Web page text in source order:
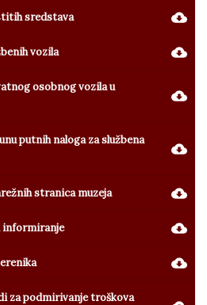
sredstava
vozila
osobnog vozila u
putnih naloga za službena
stranica muzeja
informiranje
za podmirivanje troškova